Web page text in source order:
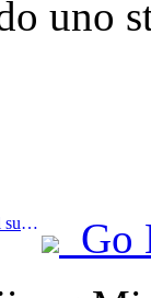
uno
Prev:Il Beijing Universal Resort lancerà il suo evento universale del Capodanno cinese il 23 gennaio, che durerà 40 giorni.
Go